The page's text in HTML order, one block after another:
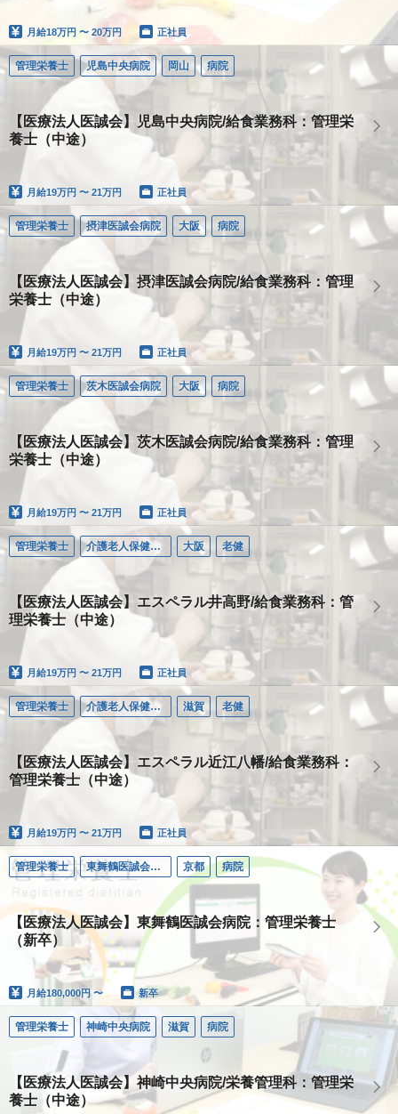
月給18万円 〜 20万円 正社員
管理栄養士 児島中央病院 岡山 病院
【医療法人医誠会】児島中央病院/給食業務科：管理栄
養士（中途）
月給19万円 〜 21万円 正社員
管理栄養士 摂津医誠会病院 大阪 病院
【医療法人医誠会】摂津医誠会病院/給食業務科：管理
栄養士（中途）
月給19万円 〜 21万円 正社員
管理栄養士 茨木医誠会病院 大阪 病院
【医療法人医誠会】茨木医誠会病院/給食業務科：管理
栄養士（中途）
月給19万円 〜 21万円 正社員
管理栄養士 介護老人保健施設エスペラル井高野 大阪 老健
【医療法人医誠会】エスペラル井高野/給食業務科：管
理栄養士（中途）
月給19万円 〜 21万円 正社員
管理栄養士 介護老人保健施設エスペラル近江八幡 滋賀 老健
【医療法人医誠会】エスペラル近江八幡/給食業務科：
管理栄養士（中途）
月給19万円 〜 21万円 正社員
管理栄養士 東舞鶴医誠会病院 京都 病院
【医療法人医誠会】東舞鶴医誠会病院：管理栄養士
（新卒）
月給180,000円 〜 新卒
管理栄養士 神崎中央病院 滋賀 病院
【医療法人医誠会】神崎中央病院/栄養管理科：管理栄
養士（中途）